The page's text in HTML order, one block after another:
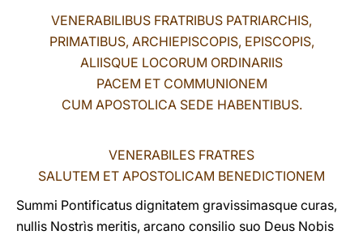
VENERABILIBUS FRATRIBUS PATRIARCHIS,
PRIMATIBUS, ARCHIEPISCOPIS, EPISCOPIS,
ALIISQUE LOCORUM ORDINARIIS
PACEM ET COMMUNIONEM
CUM APOSTOLICA SEDE HABENTIBUS.
VENERABILES FRATRES
SALUTEM ET APOSTOLICAM BENEDICTIONEM
Summi Pontificatus dignitatem gravissimasque curas,
nullis Nostrìs meritis, arcano consilio suo Deus Nobis